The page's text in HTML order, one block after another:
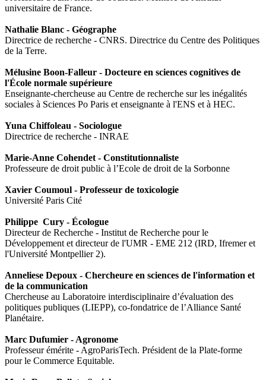
universitaire de France.
Nathalie Blanc - Géographe
Directrice de recherche - CNRS. Directrice du Centre des Politiques
de la Terre.
Mélusine Boon-Falleur - Docteure en sciences cognitives de
l'École normale supérieure
Enseignante-chercheuse au Centre de recherche sur les inégalités
sociales à Sciences Po Paris et enseignante à l'ENS et à HEC.
Yuna Chiffoleau - Sociologue
Directrice de recherche - INRAE
Marie-Anne Cohendet - Constitutionnaliste
Professeure de droit public à l’Ecole de droit de la Sorbonne
Xavier Coumoul - Professeur de toxicologie
Université Paris Cité
Philippe Cury - Écologue
Directeur de Recherche - Institut de Recherche pour le
Développement et directeur de l'UMR - EME 212 (IRD, Ifremer et
l'Université Montpellier 2).
Anneliese Depoux - Chercheure en sciences de l'information et
de la communication
Chercheuse au Laboratoire interdisciplinaire d’évaluation des
politiques publiques (LIEPP), co-fondatrice de l’Alliance Santé
Planétaire.
Marc Dufumier - Agronome
Professeur émérite - AgroParisTech. Président de la Plate-forme
pour le Commerce Equitable.